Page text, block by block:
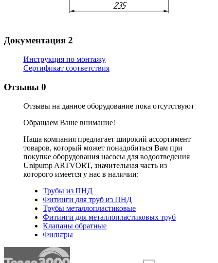
Документация 2
Инструкция по монтажу
Сертификат соответствия
Отзывы 0
Отзывы на данное оборудование пока отсутствуют
Обращаем Ваше внимание!
Наша компания предлагает широкий ассортимент
товаров, который может понадобиться Вам при
покупке оборудования насосы для водоотведения
Unipump ARTVORT, значительная часть из
которого имеется у нас в наличии:
Трубы из ПНД
Фитинги для труб из ПНД
Трубы металлопластиковые
Фитинги для металлопластиковых труб
Клапаны обратные
Фильтры